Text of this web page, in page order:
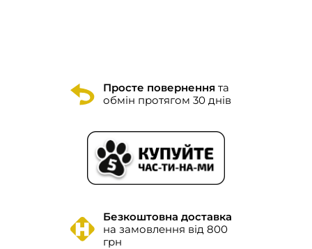
Просте повернення та
обмін протягом 30 днів
Безкоштовна доставка
на замовлення від 800
грн